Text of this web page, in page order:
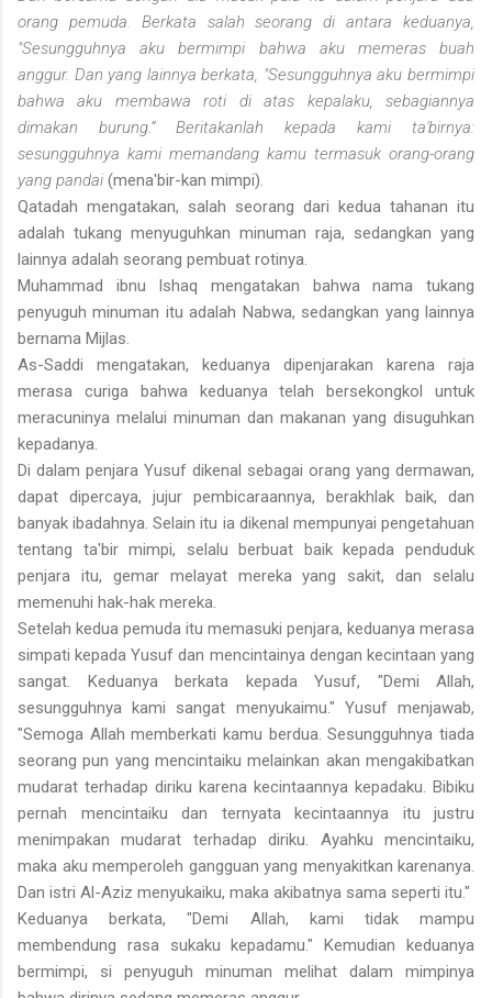
orang pemuda. Berkata salah seorang di antara keduanya,
"Sesungguhnya aku bermimpi bahwa aku memeras buah
anggur. Dan yang lainnya berkata, "Sesungguhnya aku bermimpi
bahwa aku membawa roti di atas kepalaku, sebagiannya
dimakan burung.” Beritakanlah kepada kami ta'birnya:
sesungguhnya kami memandang kamu termasuk orang-orang
yang pandai (mena'bir-kan mimpi).
Qatadah mengatakan, salah seorang dari kedua tahanan itu
adalah tukang menyuguhkan minuman raja, sedangkan yang
lainnya adalah seorang pembuat rotinya.
Muhammad ibnu Ishaq mengatakan bahwa nama tukang
penyuguh minuman itu adalah Nabwa, sedangkan yang lainnya
bernama Mijlas.
As-Saddi mengatakan, keduanya dipenjarakan karena raja
merasa curiga bahwa keduanya telah bersekongkol untuk
meracuninya melalui minuman dan makanan yang disuguhkan
kepadanya.
Di dalam penjara Yusuf dikenal sebagai orang yang dermawan,
dapat dipercaya, jujur pembicaraannya, berakhlak baik, dan
banyak ibadahnya. Selain itu ia dikenal mempunyai pengetahuan
tentang ta'bir mimpi, selalu berbuat baik kepada penduduk
penjara itu, gemar melayat mereka yang sakit, dan selalu
memenuhi hak-hak mereka.
Setelah kedua pemuda itu memasuki penjara, keduanya merasa
simpati kepada Yusuf dan mencintainya dengan kecintaan yang
sangat. Keduanya berkata kepada Yusuf, "Demi Allah,
sesungguhnya kami sangat menyukaimu." Yusuf menjawab,
"Semoga Allah memberkati kamu berdua. Sesungguhnya tiada
seorang pun yang mencintaiku melainkan akan mengakibatkan
mudarat terhadap diriku karena kecintaannya kepadaku. Bibiku
pernah mencintaiku dan ternyata kecintaannya itu justru
menimpakan mudarat terhadap diriku. Ayahku mencintaiku,
maka aku memperoleh gangguan yang menyakitkan karenanya.
Dan istri Al-Aziz menyukaiku, maka akibatnya sama seperti itu."
Keduanya berkata, "Demi Allah, kami tidak mampu
membendung rasa sukaku kepadamu." Kemudian keduanya
bermimpi, si penyuguh minuman melihat dalam mimpinya